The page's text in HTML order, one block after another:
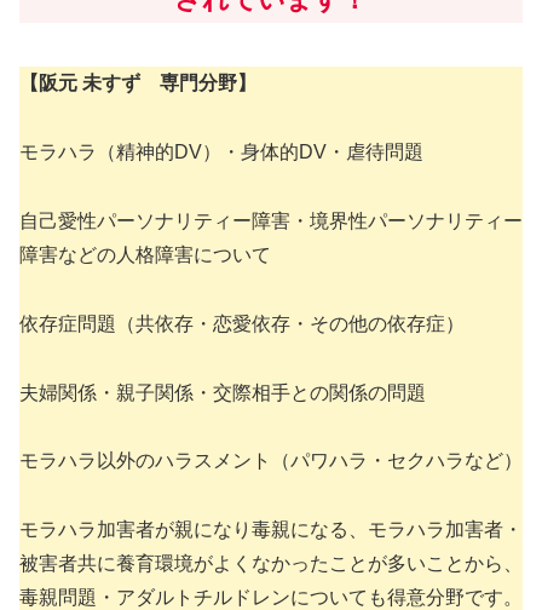
【 阪元 未すず 専門分野】
モラハラ（精神的DV）・身体的DV・虐待問題
自己愛性パーソナリティー障害・境界性パーソナリティー
障害などの人格障害について
依存症問題（共依存・恋愛依存・その他の依存症）
夫婦関係・親子関係・交際相手との関係の問題
モラハラ以外のハラスメント（パワハラ・セクハラなど）
モラハラ加害者が親になり毒親になる、モラハラ加害者・
被害者共に養育環境がよくなかったことが多いことから、
毒親問題・アダルトチルドレンについても得意分野です。